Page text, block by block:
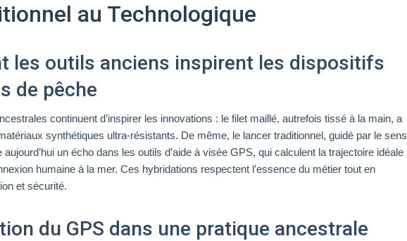
au Technologique
les outils anciens inspirent les dispositifs
de pêche
continuent d’inspirer les innovations : le filet maillé, autrefois tissé à la main, a
synthétiques ultra-résistants. De même, le lancer traditionnel, guidé par le sens
un écho dans les outils d’aide à visée GPS, qui calculent la trajectoire idéale
humaine à la mer. Ces hybridations respectent l’essence du métier tout en
et sécurité.
du GPS dans une pratique ancestrale